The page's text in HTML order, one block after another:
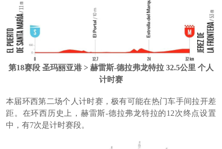
第18赛段 圣玛丽亚港 > 赫雷斯-德拉弗龙特拉 32.5公里 个人
计时赛
本届环西第二场个人计时赛，极有可能在热门车手间拉开差
距。在环西历史上，赫雷斯-德拉弗龙特拉的12次终点设置
中，有7次是计时赛段。